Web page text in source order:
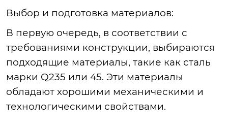
Выбор и подготовка материалов:
В первую очередь, в соответствии с
требованиями конструкции, выбираются
подходящие материалы, такие как сталь
марки Q235 или 45. Эти материалы
обладают хорошими механическими и
технологическими свойствами.